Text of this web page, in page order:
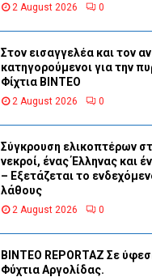
2 August 2026 0
Στον εισαγγελέα και τον
κατηγορούμενοι για την
Φίχτια ΒΙΝΤΕΟ
2 August 2026 0
Σύγκρουση ελικοπτέρων
νεκροί, ένας Έλληνας και
– Εξετάζεται το
λάθους
2 August 2026 0
BINTEO REPORTAZ Σε
Φύχτια Αργολίδας.